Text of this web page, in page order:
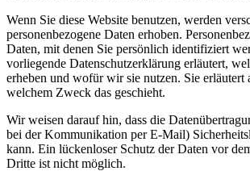
Wenn Sie diese Website benutzen, werden
personenbezogene Daten erhoben.
Daten, mit denen Sie persönlich identifiziert
vorliegende Datenschutzerklärung erläutert,
erheben und wofür wir sie nutzen. Sie erläutert
welchem Zweck das geschieht.
Wir weisen darauf hin, dass die
bei der Kommunikation per E-Mail)
kann. Ein lückenloser Schutz der Daten vor
Dritte ist nicht möglich.